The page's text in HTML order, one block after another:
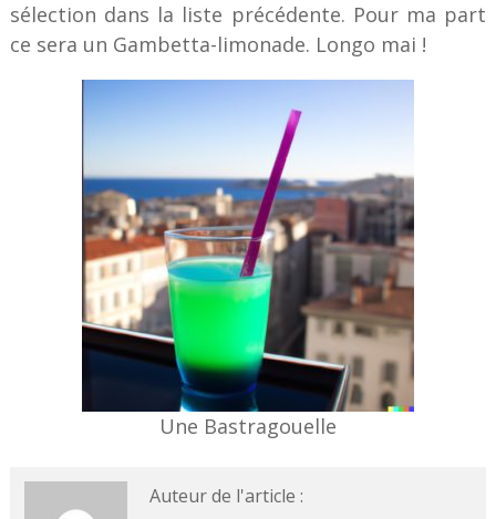
sélection dans la liste précédente. Pour ma part
ce sera un Gambetta-limonade. Longo mai !
Une Bastragouelle
Auteur de l'article :